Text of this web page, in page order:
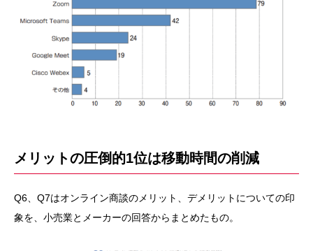
メリットの圧倒的1位は移動時間の削減
Q6、Q7はオンライン商談のメリット、デメリットについての印
象を、小売業とメーカーの回答からまとめたもの。